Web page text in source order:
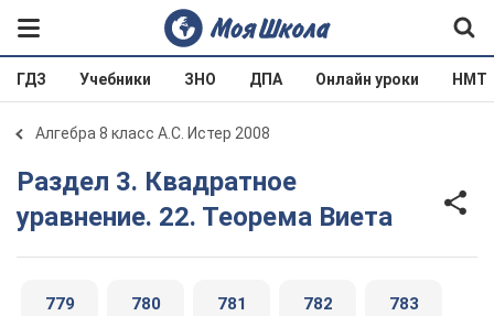
ГДЗ Учебники ЗНО ДПА Онлайн уроки НМТ
Алгебра 8 класс А.С. Истер 2008
Раздел 3. Квадратное
уравнение. 22. Теорема Виета
779 780 781 782 783